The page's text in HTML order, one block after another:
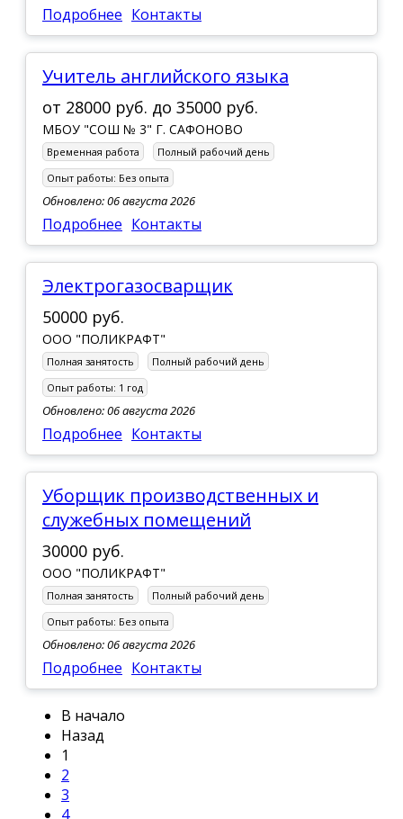
Подробнее Контакты
Учитель английского языка
от 28000 руб. до 35000 руб.
МБОУ "СОШ № 3" Г. САФОНОВО
Временная работа
Полный рабочий день
Опыт работы: Без опыта
Обновлено: 06 августа 2026
Подробнее Контакты
Электрогазосварщик
50000 руб.
ООО "ПОЛИКРАФТ"
Полная занятость
Полный рабочий день
Опыт работы: 1 год
Обновлено: 06 августа 2026
Подробнее Контакты
Уборщик производственных и
служебных помещений
30000 руб.
ООО "ПОЛИКРАФТ"
Полная занятость
Полный рабочий день
Опыт работы: Без опыта
Обновлено: 06 августа 2026
Подробнее Контакты
В начало
Назад
1
2
3
4